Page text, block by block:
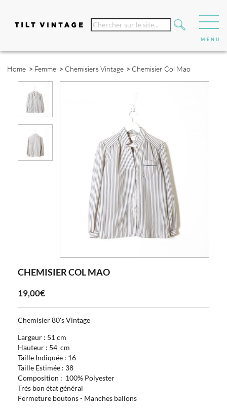
Home > Femme > Chemisiers Vintage > Chemisier Col Mao
CHEMISIER COL MAO
19,00€
Chemisier 80's Vintage
Largeur : 51 cm
Hauteur : 54 cm
Taille Indiquée : 16
Taille Estimée : 38
Composition : 100% Polyester
Très bon état général
Fermeture boutons - Manches ballons